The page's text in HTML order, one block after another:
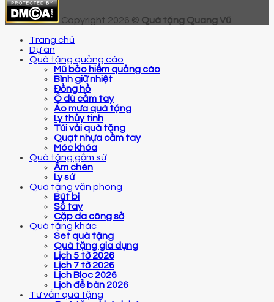
Copyright 2026 © Quà tặng Quang Vũ
Trang chủ
Dự án
Quà tặng quảng cáo
Mũ bảo hiểm quảng cáo
Bình giữ nhiệt
Đồng hồ
Ô dù cầm tay
Áo mưa quà tặng
Ly thủy tinh
Túi vải quà tặng
Quạt nhựa cầm tay
Móc khóa
Quà tặng gốm sứ
Ấm chén
Ly sứ
Quà tặng văn phòng
Bút bi
Sổ tay
Cặp da công sở
Quà tặng khác
Set quà tặng
Quà tặng gia dụng
Lịch 5 tờ 2026
Lịch 7 tờ 2026
Lịch Bloc 2026
Lịch để bàn 2026
Tư vấn quà tặng